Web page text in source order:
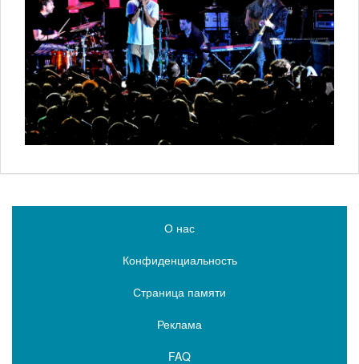
О нас
Конфиденциальность
Страница памяти
Реклама
FAQ